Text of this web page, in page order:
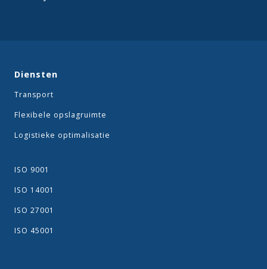
Diensten
Transport
Flexibele opslagruimte
Logistieke optimalisatie
ISO 9001
ISO 14001
ISO 27001
ISO 45001